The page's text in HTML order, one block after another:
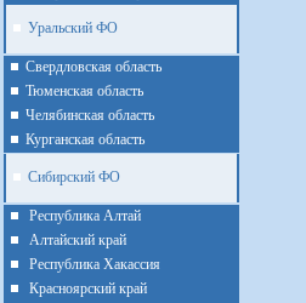
Уральский ФО
Cвердловская область
Тюменская область
Челябинская область
Курганская область
Сибирский ФО
Республика Алтай
Алтайcкий край
Республика Хакассия
Красноярский край